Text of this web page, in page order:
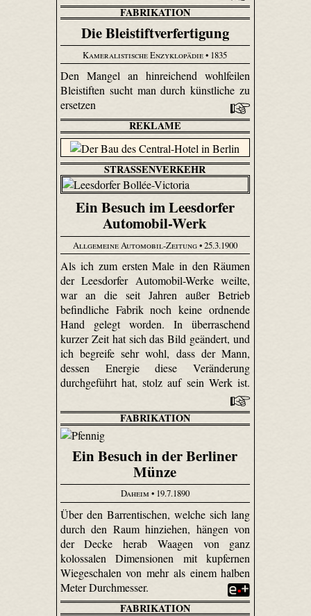
FABRIKATION
Die Bleistiftverfertigung
Kameralistische Enzyklopädie• 1835
Den Mangel an hinreichend wohlfeilen
Bleistiften sucht man durch künstliche zu
ersetzen
REKLAME
STRASSENVERKEHR
Ein Besuch im Leesdorfer
Automobil-Werk
Allgemeine Automobil-Zeitung• 25.3.1900
Als ich zum ersten Male in den Räumen
der Leesdorfer Automobil-Werke weilte,
war an die seit Jahren außer Betrieb
befindliche Fabrik noch keine ordnende
Hand gelegt worden. In überraschend
kurzer Zeit hat sich das Bild geändert, und
ich begreife sehr wohl, dass der Mann,
dessen Energie diese Veränderung
durchgeführt hat, stolz auf sein Werk ist.
FABRIKATION
Ein Besuch in der Berliner
Münze
Daheim • 19.7.1890
Über den Barrentischen, welche sich lang
durch den Raum hinziehen, hängen von
der Decke herab Waagen von ganz
kolossalen Dimensionen mit kupfernen
Wiegeschalen von mehr als einem halben
Meter Durchmesser.
FABRIKATION